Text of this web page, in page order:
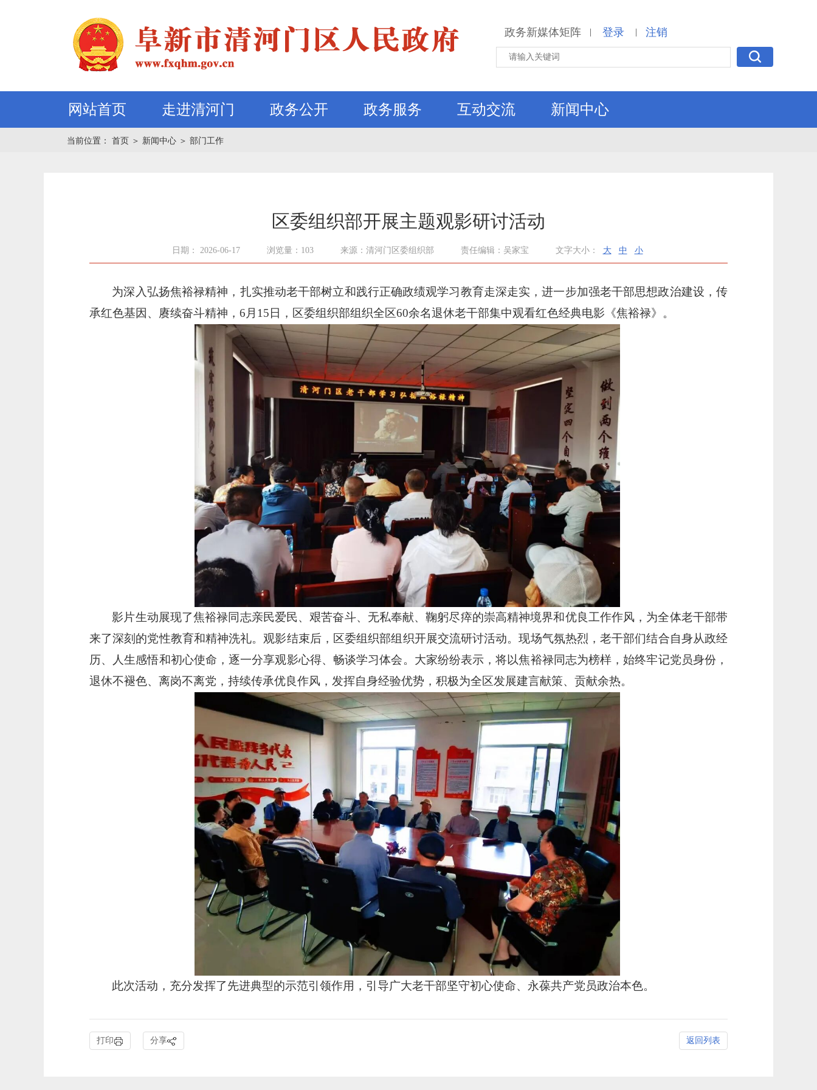
政务新媒体矩阵 | 登录 | 注销
网站首页 走进清河门 政务公开 政务服务 互动交流 新闻中心
当前位置： 首页 ＞ 新闻中心 ＞ 部门工作
区委组织部开展主题观影研讨活动
日期： 2026-06-17 浏览量：103 来源：清河门区委组织部 责任编辑：吴家宝 文字大小： 大 中 小
为深入弘扬焦裕禄精神，扎实推动老干部树立和践行正确政绩观学习教育走深走实，进一步加强老干部思想政治建设，传
承红色基因、赓续奋斗精神， 6月15日，区委组织部组织全区60余名退休老干部集中观看红色经典电影《焦裕禄》。
影片生动展现了焦裕禄同志亲民爱民、艰苦奋斗、无私奉献、鞠躬尽瘁的崇高精神境界和优良工作作风，为全体老干部带
来了深刻的党性教育和精神洗礼。观影结束后，区委组织部组织开展交流研讨活动。现场气氛热烈，老干部们结合自身从政经
历、人生感悟和初心使命，逐一分享观影心得、畅谈学习体会。大家纷纷表示，将以焦裕禄同志为榜样，始终牢记党员身份，
退休不褪色、离岗不离党，持续传承优良作风，发挥自身经验优势，积极为全区发展建言献策、贡献余热。
此次活动，充分发挥了先进典型的示范引领作用，引导广大老干部坚守初心使命、永葆共产党员政治本色。
打印 分享 返回列表